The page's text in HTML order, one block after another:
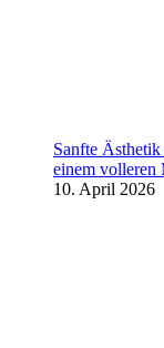
Sanfte
einem volleren
10. April 2026